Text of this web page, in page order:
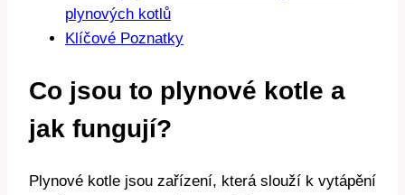
plynových kotlů
Klíčové Poznatky
Co jsou to plynové kotle a
jak fungují?
Plynové kotle jsou zařízení, která slouží k vytápění